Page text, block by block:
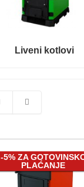
Liveni kotlovi
-5% ZA
PLAĆANJE